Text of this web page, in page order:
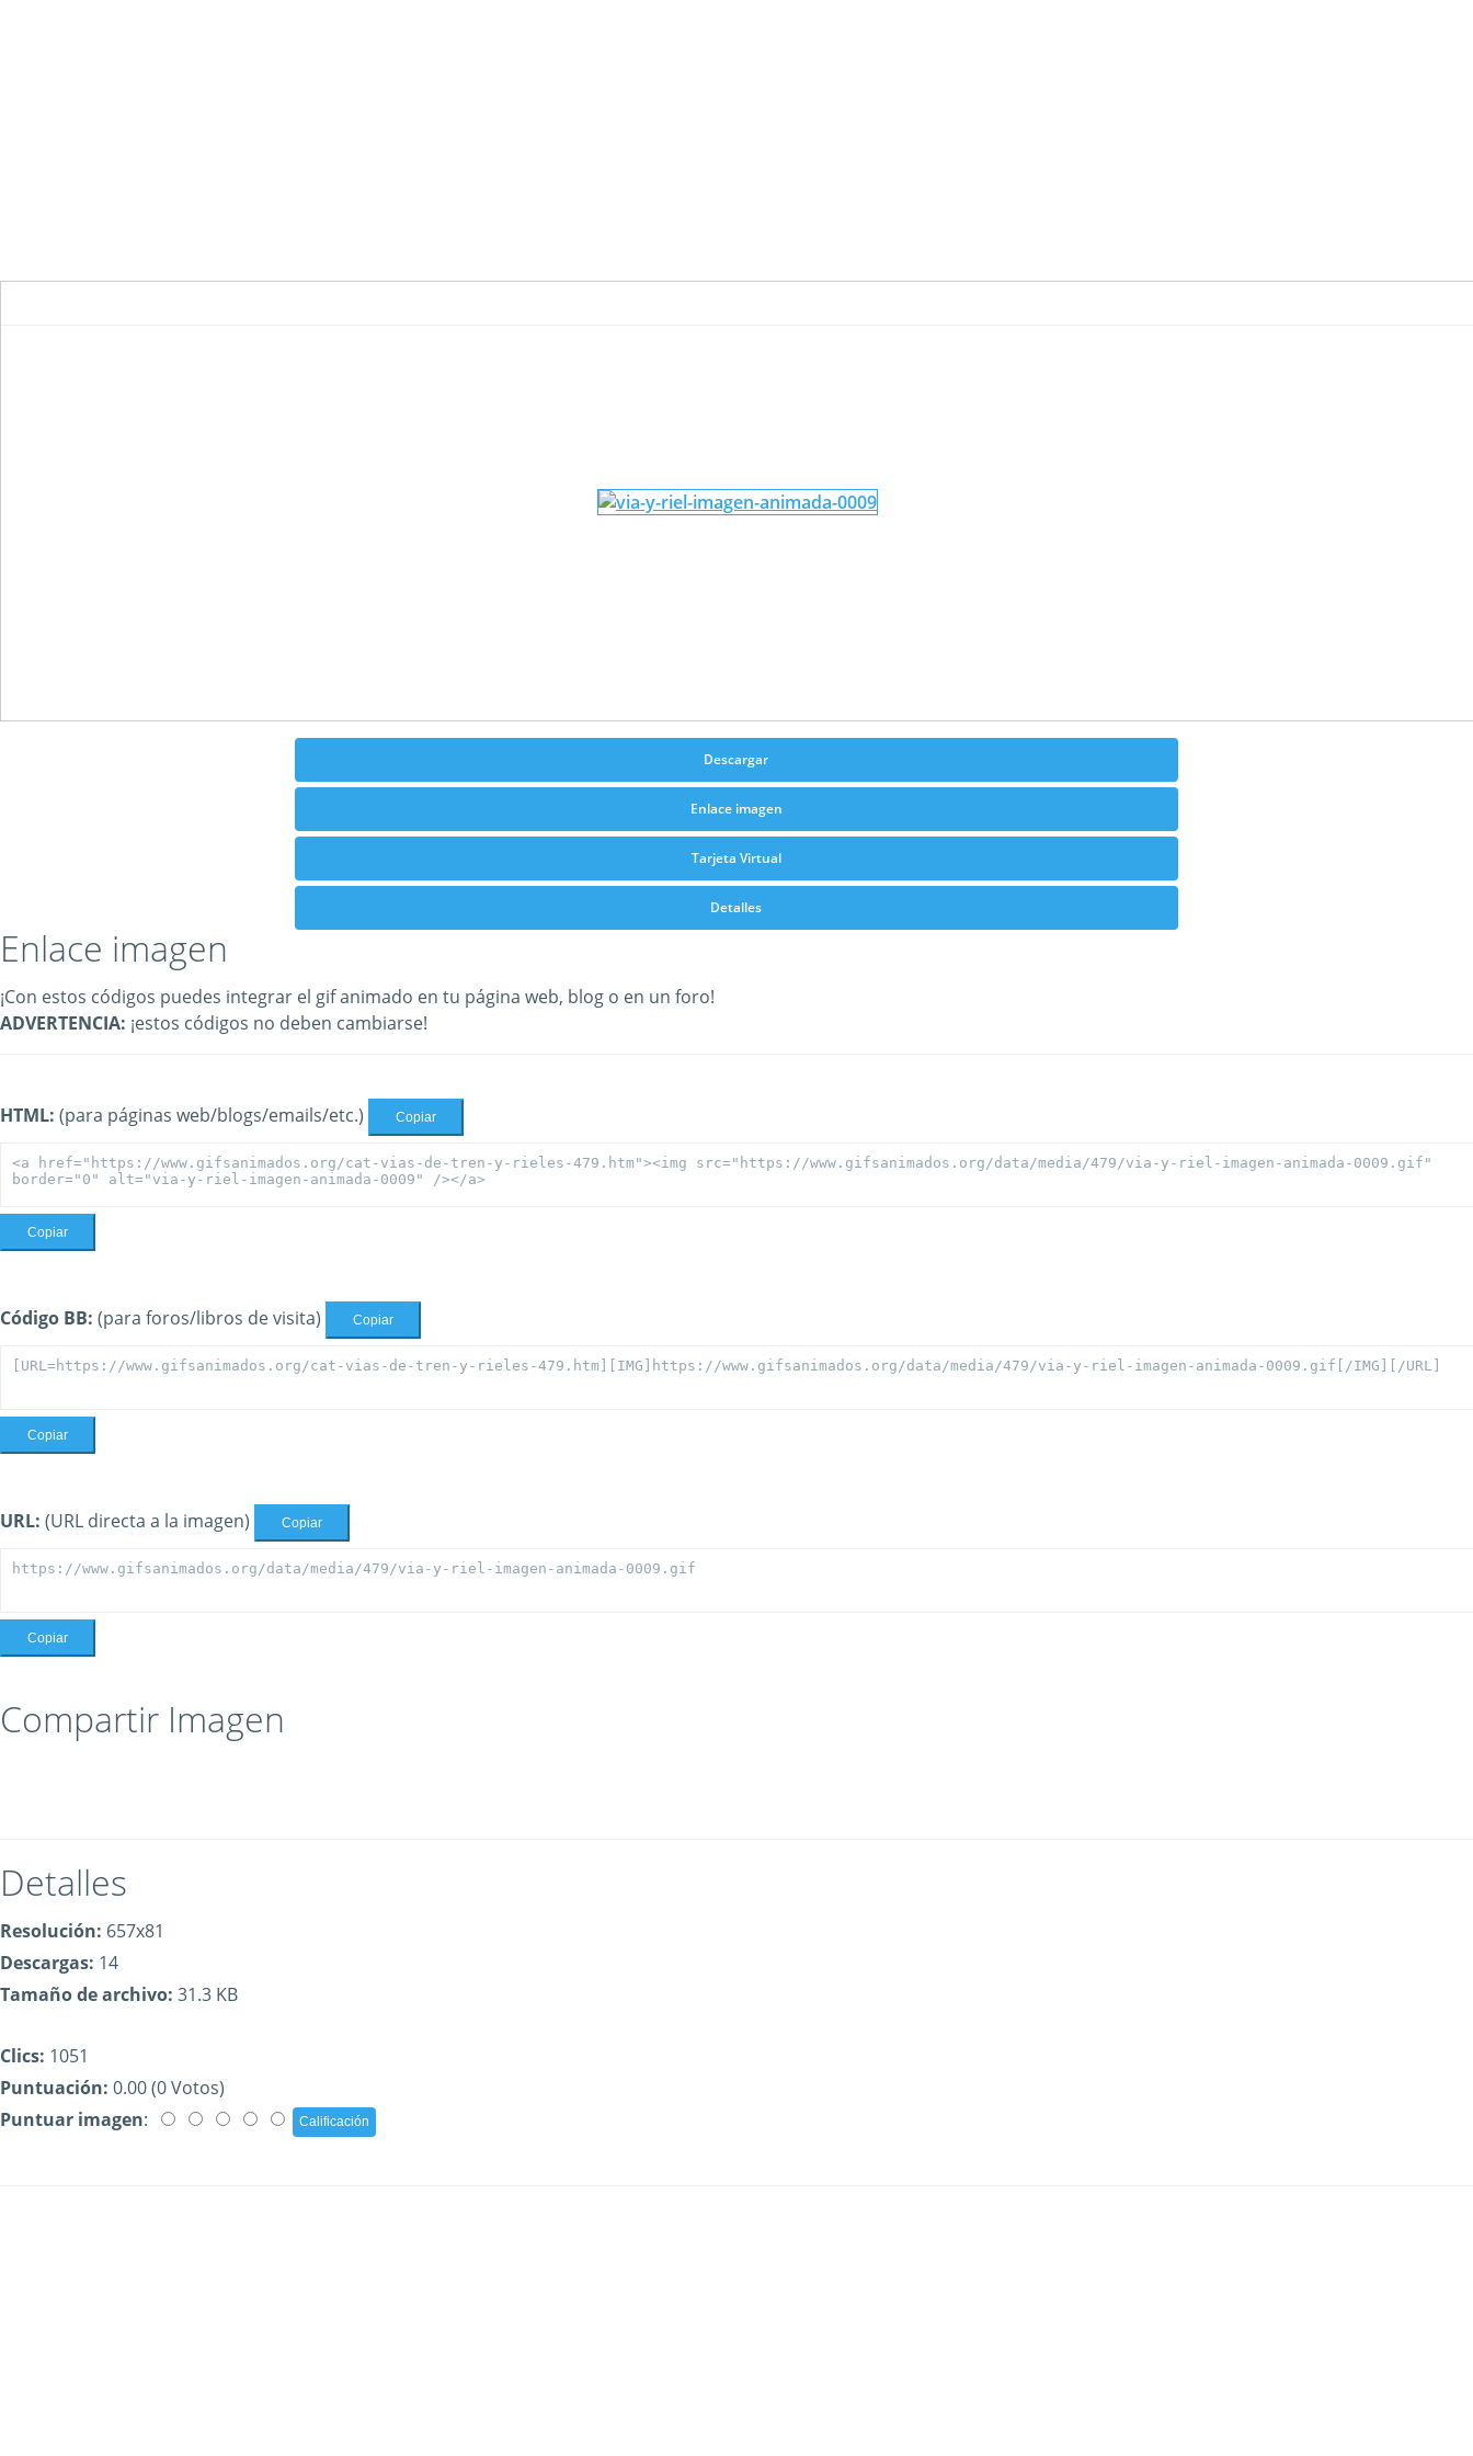
Descargar
Enlace imagen
Tarjeta Virtual
Detalles
Enlace imagen
¡Con estos códigos puedes integrar el gif animado en tu página web, blog o en un foro!
ADVERTENCIA: ¡estos códigos no deben cambiarse!
HTML: (para páginas web/blogs/emails/etc.) Copiar
Copiar
Código BB: (para foros/libros de visita) Copiar
Copiar
URL: (URL directa a la imagen) Copiar
Copiar
Compartir Imagen
Detalles
Resolución: 657x81
Descargas: 14
Tamaño de archivo: 31.3 KB
Clics: 1051
Puntuación: 0.00 (0 Votos)
Puntuar imagen: